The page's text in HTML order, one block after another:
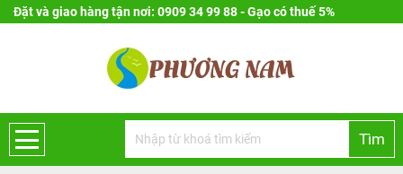
Đặt và giao hàng tận nơi: 0909 34 99 88 - Gạo có thuế 5%
Tìm